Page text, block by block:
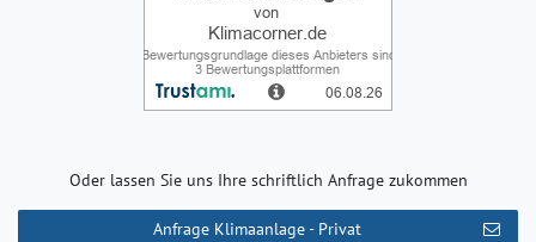
Oder lassen Sie uns Ihre schriftlich Anfrage zukommen
Anfrage Klimaanlage - Privat